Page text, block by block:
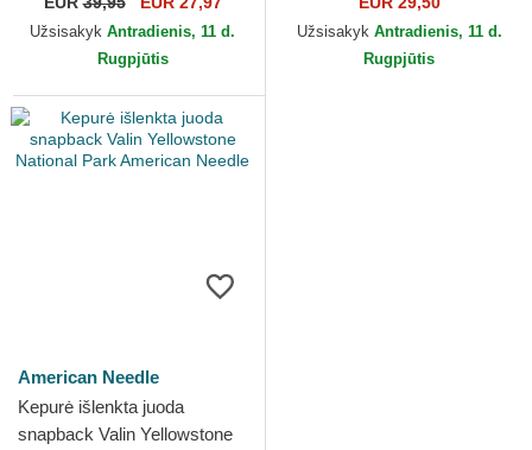
Užsisakyk Antradienis, 11 d.
Rugpjūtis
Užsisakyk Antradienis, 11 d.
Rugpjūtis
American Needle
Kepurė išlenkta juoda
snapback Valin Yellowstone